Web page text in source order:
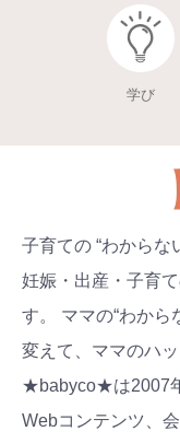
学び
子育ての “わからな
妊娠・出産・子育
す。 ママの“わから
変えて、ママのハ
★babyco★は2007
Webコンテンツ、